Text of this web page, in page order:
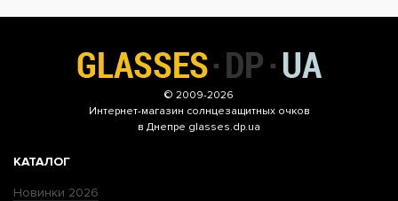
© 2009-2026
Интернет-магазин солнцезащитных очков
в Днепре glasses.dp.ua
КАТАЛОГ
Новинки 2026